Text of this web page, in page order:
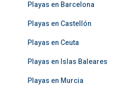
Playas en Barcelona
Playas en Castellón
Playas en Ceuta
Playas en Islas Baleares
Playas en Murcia